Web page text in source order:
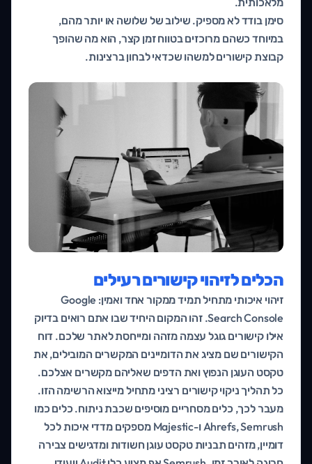
סימן בודד לא מספיק. שילוב של שלושה או יותר מהם,
במיוחד כשהם מרוכזים בטווח זמן קצר, הוא מה שהופך
קבוצת קישורים למשהו שכדאי לבחון ברצינות.
הכלים לזיהוי קישורים רעילים
זיהוי איכותי מתחיל תמיד ממקור אחד ואמין: Google
Search Console. זהו המקום היחיד שבו אתם רואים בדיוק
אילו קישורים גוגל עצמה מזהה ומייחסת לאתר שלכם. דוח
הקישורים שם מציג את הדומיינים המקשרים המובילים, את
טקסט העוגן הנפוץ ואת הדפים שאליהם מקשרים אצלכם.
כל תהליך ניקוי קישורים רציני מתחיל מייצוא הרשימה הזו.
מעבר לכך, כלים מסחריים מוסיפים שכבת ניתוח. כלים כמו
Ahrefs, Semrush ו-Majestic מספקים מדדי איכות לכל
דומיין, מזהים תבניות טקסט עוגן חשודות ומדגישים צבירה